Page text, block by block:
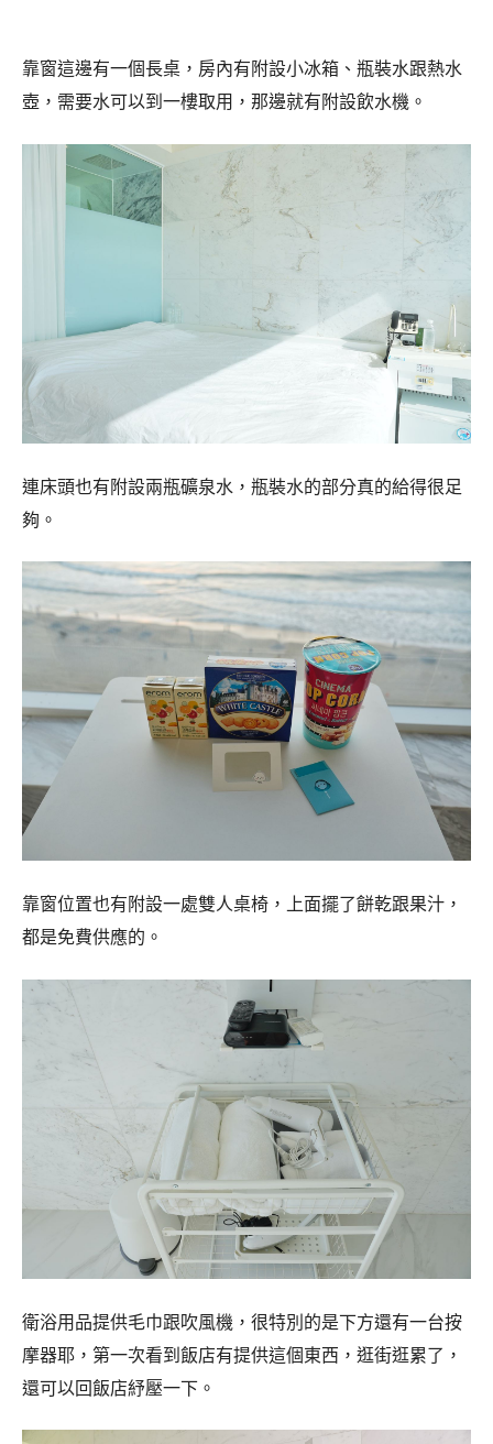
靠窗這邊有一個長桌，房內有附設小冰箱、瓶裝水跟熱水
壺，需要水可以到一樓取用，那邊就有附設飲水機。
連床頭也有附設兩瓶礦泉水，瓶裝水的部分真的給得很足
夠。
靠窗位置也有附設一處雙人桌椅，上面擺了餅乾跟果汁，
都是免費供應的。
衛浴用品提供毛巾跟吹風機，很特別的是下方還有一台按
摩器耶，第一次看到飯店有提供這個東西，逛街逛累了，
還可以回飯店紓壓一下。